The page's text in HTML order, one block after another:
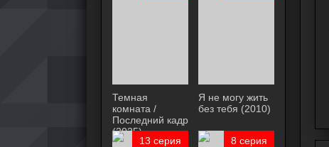
Темная
комната /
Последний кадр
(2025)
Я не могу жить
без тебя (2010)
13 серия 8 серия